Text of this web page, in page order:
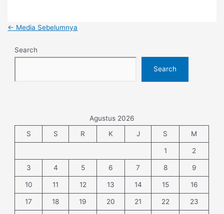
← Media Sebelumnya
Search
Search
Agustus 2026
S
S R K J S M
1 2
3 4 5 6 7 8 9
10 11 12 13 14 15 16
17 18 19 20 21 22 23